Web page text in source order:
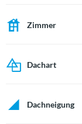
Zimmer
Dachart
Dachneigung